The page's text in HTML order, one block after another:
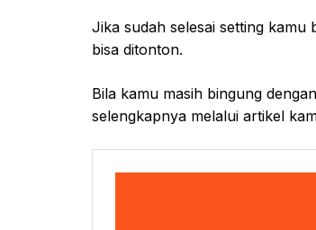
Jika sudah selesai setting
bisa ditonton.
Bila kamu masih bingung
selengkapnya melalui artikel